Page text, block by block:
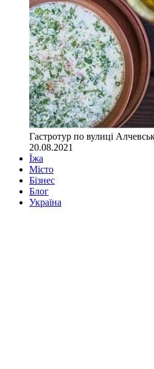
Гастротур по вулиці
20.08.2021
Їжа
Місто
Бізнес
Блог
Україна